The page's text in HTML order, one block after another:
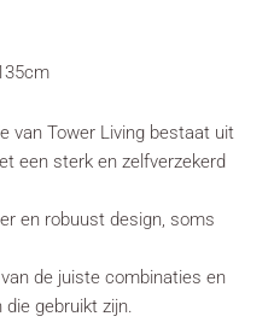
van Tower Living bestaat uit
een sterk en zelfverzekerd
en robuust design, soms
de juiste combinaties en
gebruikt zijn.